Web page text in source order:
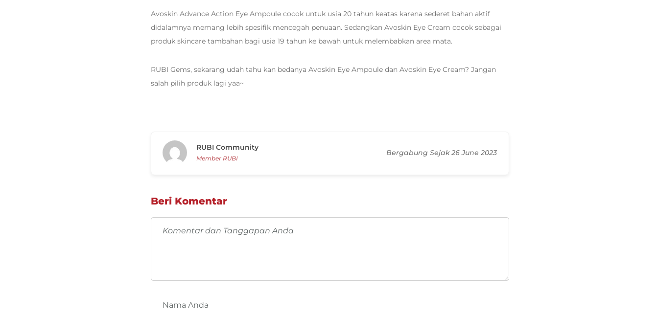
Avoskin Advance Action Eye Ampoule cocok untuk usia 20 tahun keatas karena sederet bahan aktif
didalamnya memang lebih spesifik mencegah penuaan. Sedangkan Avoskin Eye Cream cocok sebagai
produk skincare tambahan bagi usia 19 tahun ke bawah untuk melembabkan area mata.
RUBI Gems, sekarang udah tahu kan bedanya Avoskin Eye Ampoule dan Avoskin Eye Cream? Jangan
salah pilih produk lagi yaa~
RUBI Community
Member RUBI
Bergabung Sejak 26 June 2023
Beri Komentar